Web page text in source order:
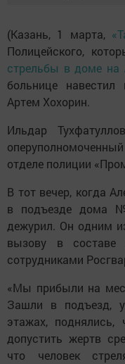
(Казань, 1 марта,
Полицейского,
стрельбы в доме на
больнице
Артем Хохорин.
Ильдар
отделе полиции
В тот вечер, когда
в подъезде дома
дежурил. Он одним
вызову в составе
сотрудниками
«Мы прибыли на
Зашли в подъезд,
этажах,
допустить жертв
что человек